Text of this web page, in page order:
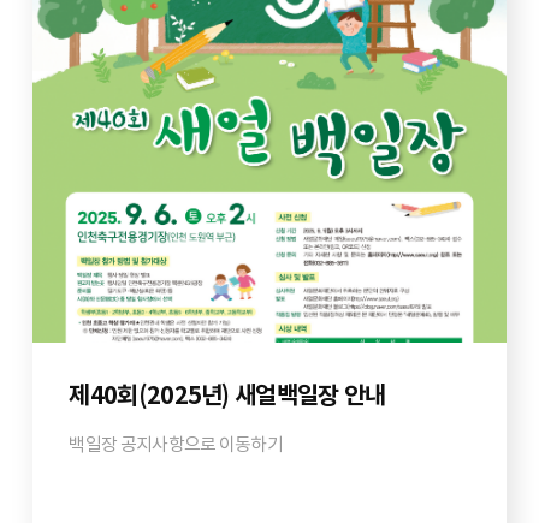
제40회(2025년) 새얼백일장 안내
백일장 공지사항으로 이동하기